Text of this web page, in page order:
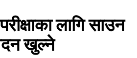
लागि साउन
खुल्ने